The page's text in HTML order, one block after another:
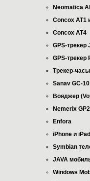
Neomatica
Concox AT1
Concox AT4
GPS-трекер
GPS-трекер
Трекер-
Sanav GC-
Вояджер
Nemerix
Enfora
iPhone и
Symbian
JAVA
Windows